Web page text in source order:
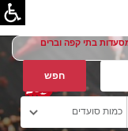
בתי קפה וברים